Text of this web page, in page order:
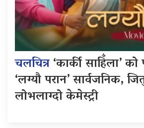
चलचित्र‘कार्की साहिँला’
‘लग्यौ परान’ सार्वजनिक,
लोभलाग्दो केमेस्ट्री